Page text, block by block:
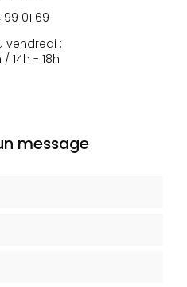
01 69
vendredi :
/ 14h - 18h
message